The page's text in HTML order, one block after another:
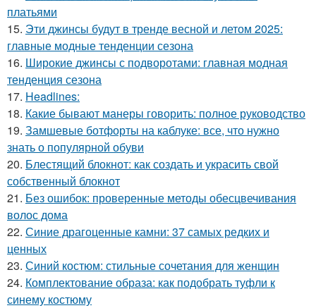
платьями
15. Эти джинсы будут в тренде весной и летом 2025:
главные модные тенденции сезона
16. Широкие джинсы с подворотами: главная модная
тенденция сезона
17. Headlines:
18. Какие бывают манеры говорить: полное руководство
19. Замшевые ботфорты на каблуке: все, что нужно
знать о популярной обуви
20. Блестящий блокнот: как создать и украсить свой
собственный блокнот
21. Без ошибок: проверенные методы обесцвечивания
волос дома
22. Синие драгоценные камни: 37 самых редких и
ценных
23. Синий костюм: стильные сочетания для женщин
24. Комплектование образа: как подобрать туфли к
синему костюму